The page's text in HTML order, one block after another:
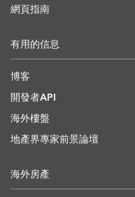
網頁指南
有用的信息
博客
開發者API
海外樓盤
地產界專家前景論壇
海外房產